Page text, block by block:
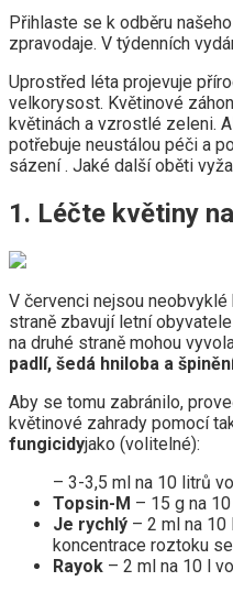
Přihlaste se k odběru
zpravodaje. V týdenních
Uprostřed léta projevuje
velkorysost. Květinové
květinách a vzrostlé zeleni.
potřebuje neustálou péči a
sázení . Jaké další oběti
1. Léčte květiny
V červenci nejsou
straně zbavují letní
na druhé straně mohou
padlí, šedá hniloba a
Aby se tomu zabránilo,
květinové zahrady pomocí
fungicidyjako (volitelné):
– 3-3,5 ml na 10 litrů
Topsin-M – 15 g na
Je rychlý – 2 ml na 10
koncentrace roztoku
Rayok – 2 ml na 10 l